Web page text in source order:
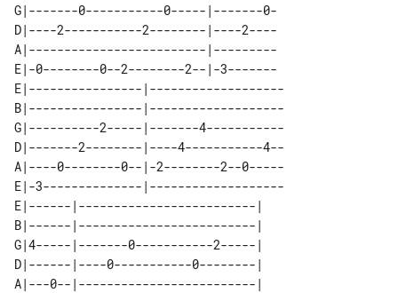
G|-------0-----------0-----|-------0-
D|----2-----------2--------|----2----
A|-------------------------|---------
E|-0--------0--2--------2--|-3-------
E|----------------|-------------------
B|----------------|-------------------
G|----------2-----|-------4-----------
D|-------2--------|----4-----------4--
A|----0--------0--|-2--------2--0-----
E|-3--------------|-------------------
E|------|-------------------------|
B|------|-------------------------|
G|4-----|-------0-----------2-----|
D|------|----0-----------0--------|
A|---0--|-------------------------|